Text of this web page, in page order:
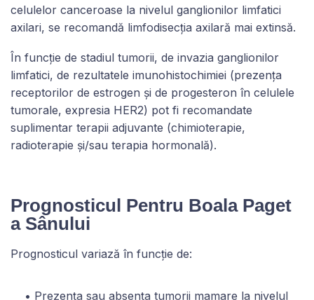
celulelor canceroase la nivelul ganglionilor limfatici
axilari, se recomandă limfodisecția axilară mai extinsă.
În funcție de stadiul tumorii, de invazia ganglionilor
limfatici, de rezultatele imunohistochimiei (prezența
receptorilor de estrogen și de progesteron în celulele
tumorale, expresia HER2) pot fi recomandate
suplimentar terapii adjuvante (chimioterapie,
radioterapie și/sau terapia hormonală).
Prognosticul Pentru Boala Paget
a Sânului
Prognosticul variază în funcție de:
Prezența sau absența tumorii mamare la nivelul